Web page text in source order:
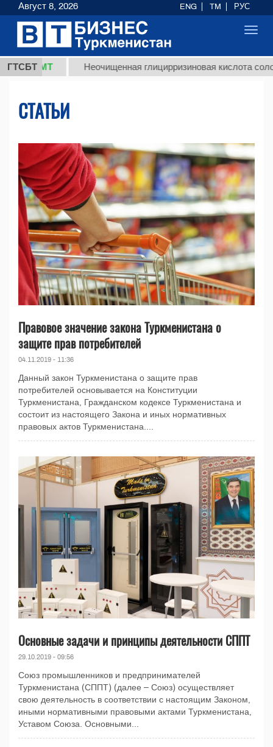
ГТСБТ Неочищенная глицирризиновая кислота солодкового
СТАТЬИ
Правовое значение закона Туркменистана о
защите прав потребителей
04.11.2019 - 11:36
Данный закон Туркменистана о защите прав
потребителей основывается на Конституции
Туркменистана, Гражданском кодексе Туркменистана и
состоит из настоящего Закона и иных нормативных
правовых актов Туркменистана....
Основные задачи и принципы деятельности СППТ
29.10.2019 - 09:56
Союз промышленников и предпринимателей
Туркменистана (СППТ) (далее – Союз) осуществляет
свою деятельность в соответствии с настоящим Законом,
иными нормативными правовыми актами Туркменистана,
Уставом Союза. Основными...
Август 8, 2026 ENG TM РУС